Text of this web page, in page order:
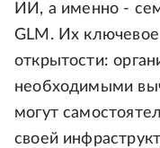
ИИ, а именно -
GLM. Их
открытости:
необходимыми
могут
своей